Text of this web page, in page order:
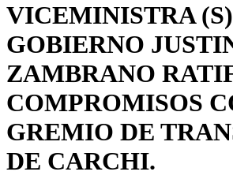
VICEMINISTRA
GOBIERNO
ZAMBRANO
COMPROMISOS
GREMIO DE
DE CARCHI.